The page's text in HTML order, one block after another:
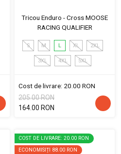
Tricou Enduro - Cross MOOSE
RACING QUALIFIER
S M L XL 2XL
3XL 4XL 5XL
Cost de livrare: 20.00 RON
205.00 RON
164.00 RON
COST DE LIVRARE: 20.00 RON
ECONOMISIȚI 88.00 RON